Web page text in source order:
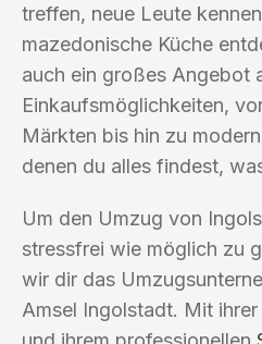
treffen, neue Leute
mazedonische Küche
auch ein großes Angebot
Einkaufsmöglichkeiten,
Märkten bis hin zu
denen du alles findest,
Um den Umzug von
stressfrei wie möglich zu
wir dir das
Amsel Ingolstadt. Mit